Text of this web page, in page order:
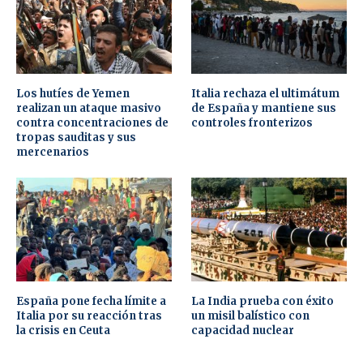
Los hutíes de Yemen
realizan un ataque masivo
contra concentraciones de
tropas sauditas y sus
mercenarios
Italia rechaza el ultimátum
de España y mantiene sus
controles fronterizos
España pone fecha límite a
Italia por su reacción tras
la crisis en Ceuta
La India prueba con éxito
un misil balístico con
capacidad nuclear